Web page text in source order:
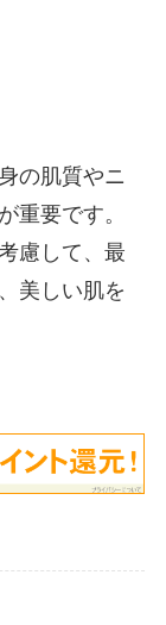
の肌質やニ
重要です。
慮して、最
美しい肌を